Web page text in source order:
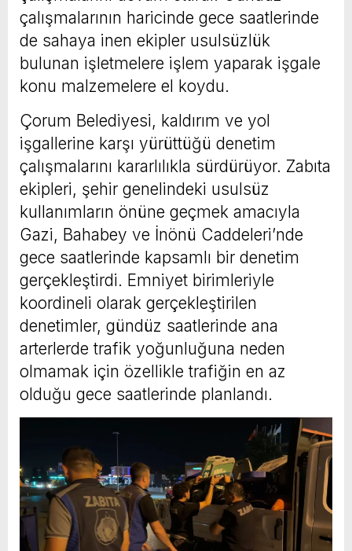
çalışmalarının haricinde gece saatlerinde
de sahaya inen ekipler usulsüzlük
bulunan işletmelere işlem yaparak işgale
konu malzemelere el koydu.
Çorum Belediyesi, kaldırım ve yol
işgallerine karşı yürüttüğü denetim
çalışmalarını kararlılıkla sürdürüyor. Zabıta
ekipleri, şehir genelindeki usulsüz
kullanımların önüne geçmek amacıyla
Gazi, Bahabey ve İnönü Caddeleri’nde
gece saatlerinde kapsamlı bir denetim
gerçekleştirdi. Emniyet birimleriyle
koordineli olarak gerçekleştirilen
denetimler, gündüz saatlerinde ana
arterlerde trafik yoğunluğuna neden
olmamak için özellikle trafiğin en az
olduğu gece saatlerinde planlandı.